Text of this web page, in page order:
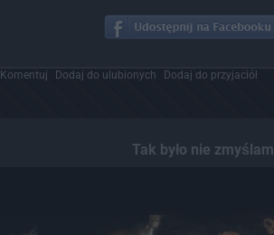
Komentuj Dodaj do ulubionych Dodaj do przyjaciół
Tak było nie zmyślam